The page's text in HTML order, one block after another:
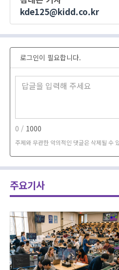
kde125@kidd.co.kr
로그인이 필요합니다.
0 / 1000
주제와 무관한 악의적인 댓글은 삭제될 수
주요기사